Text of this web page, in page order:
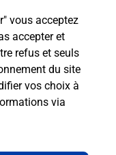
vous acceptez
accepter et
refus et seuls
du site
vos choix à
via
les solutions